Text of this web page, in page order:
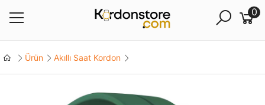
0
Ürün Akıllı Saat Kordon